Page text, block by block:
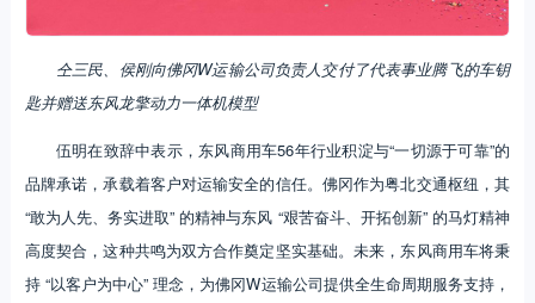
仝三民、侯刚向佛冈W运输公司负责人交付了代表事业腾飞的车钥
匙并赠送东风龙擎动力一体机模型
伍明在致辞中表示，东风商用车56年行业积淀与“一切源于可靠”的
品牌承诺，承载着客户对运输安全的信任。佛冈作为粤北交通枢纽，其
“敢为人先、务实进取” 的精神与东风 “艰苦奋斗、开拓创新” 的马灯精神
高度契合，这种共鸣为双方合作奠定坚实基础。未来，东风商用车将秉
持 “以客户为中心” 理念，为佛冈W运输公司提供全生命周期服务支持，